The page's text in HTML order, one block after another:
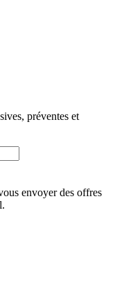
préventes et
envoyer des offres